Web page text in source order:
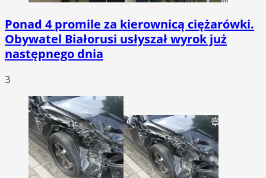
Ponad 4 promile za kierownicą ciężarówki.
Obywatel Białorusi usłyszał wyrok już
następnego dnia
3